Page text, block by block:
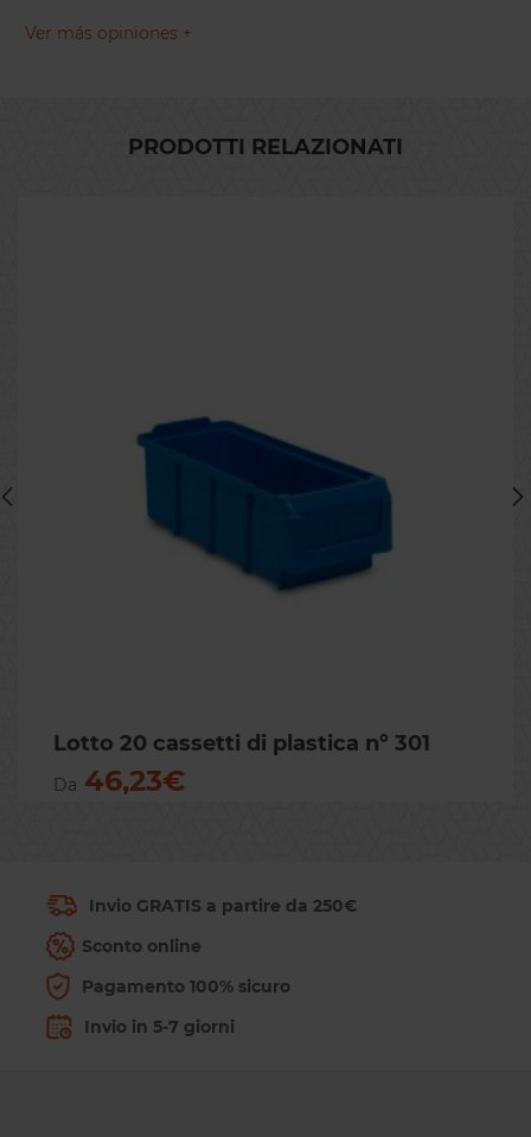
Ver más opiniones +
PRODOTTI RELAZIONATI
Lotto 20 cassetti di plastica nº 301
Da 46,23€
Invio GRATIS a partire da 250€
Sconto online
Pagamento 100% sicuro
Invio in 5-7 giorni